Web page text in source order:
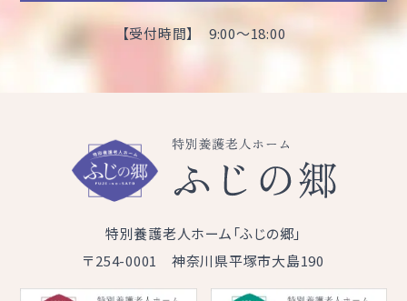
【受付時間】 9:00～18:00
特別養護老人ホーム「ふじの郷」
〒254-0001 神奈川県平塚市大島190